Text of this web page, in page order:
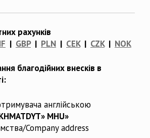
рахунків
| GBP| PLN | CEK| CZK| NOK
благодійних внесків в
англійською
MHU»
Company address